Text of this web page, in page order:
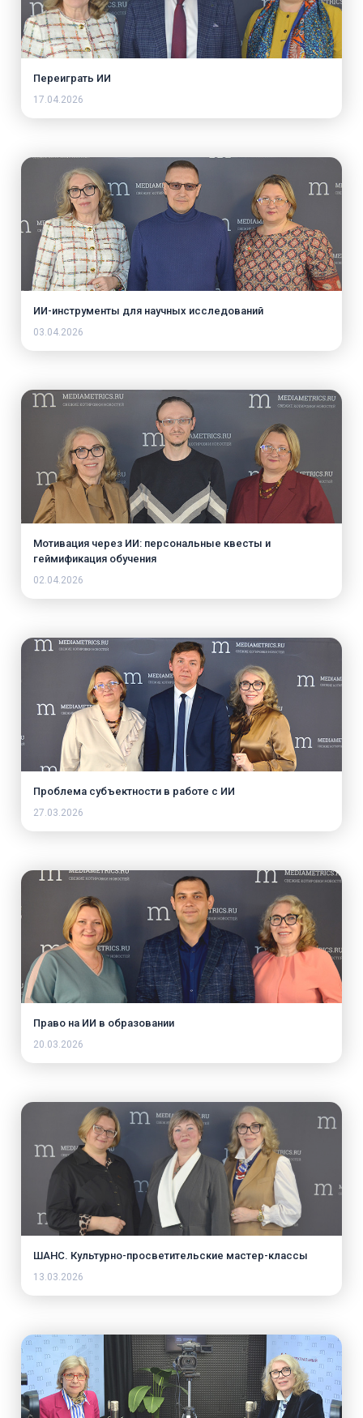
Переиграть ИИ
17.04.2026
ИИ-инструменты для научных исследований
03.04.2026
Мотивация через ИИ: персональные квесты и
геймификация обучения
02.04.2026
Проблема субъектности в работе с ИИ
27.03.2026
Право на ИИ в образовании
20.03.2026
ШАНС. Культурно-просветительские мастер-классы
13.03.2026